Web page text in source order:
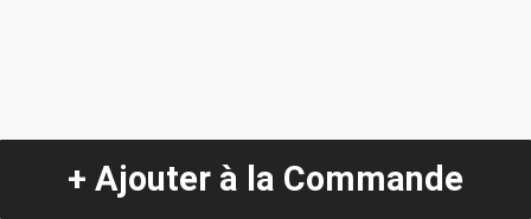
+ Ajouter à la Commande